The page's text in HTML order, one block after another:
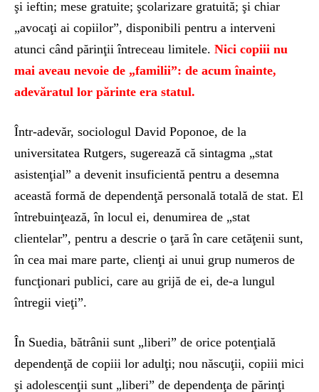
şi ieftin; mese gratuite; şcolarizare gratuită; şi chiar
„avocaţi ai copiilor”, disponibili pentru a interveni
atunci când părinţii întreceau limitele. Nici copiii nu
mai aveau nevoie de „familii”: de acum înainte,
adevăratul lor părinte era statul.
Într-adevăr, sociologul David Poponoe, de la
universitatea Rutgers, sugerează că sintagma „stat
asistenţial” a devenit insuficientă pentru a desemna
această formă de dependenţă personală totală de stat. El
întrebuinţează, în locul ei, denumirea de „stat
clientelar”, pentru a descrie o ţară în care cetăţenii sunt,
în cea mai mare parte, clienţi ai unui grup numeros de
funcţionari publici, care au grijă de ei, de-a lungul
întregii vieţi”.
În Suedia, bătrânii sunt „liberi” de orice potenţială
dependenţă de copiii lor adulţi; nou născuţii, copiii mici
şi adolescenţii sunt „liberi” de dependenţa de părinţi